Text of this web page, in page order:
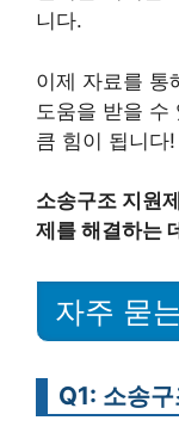
니다.
이제 자료를 통
도움을 받을
큼 힘이 됩니다!
소송구조 지원
제를 해결하는
자주 묻
Q1: 소송